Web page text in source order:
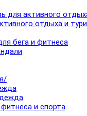
для активного
отдыха и
бега и фитнеса
и спорта